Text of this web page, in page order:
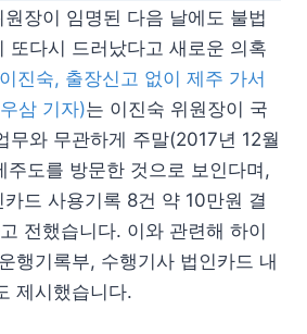
장이 임명된 다음 날에도 불법
또다시 드러났다고 새로운 의혹
진숙, 출장신고 없이 제주 가서
삼 기자)는 이진숙 위원장이 국
무와 무관하게 주말(2017년 12월
주도를 방문한 것으로 보인다며,
드 사용기록 8건 약 10만원 결
전했습니다. 이와 관련해 하이
행기록부, 수행기사 법인카드 내
제시했습니다.